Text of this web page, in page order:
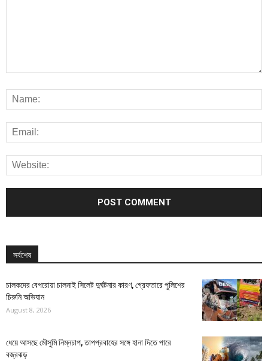
সর্বশেষ
চালকদের বেপরোয়া চালনাই সিলেট দুর্ঘটনার কারণ, গ্রেফতারে পুলিশের
চিরুনি অভিযান
August 8, 2026
ধেয়ে আসছে মৌসুমি নিম্নচাপ, তাপপ্রবাহের সঙ্গে হানা দিতে পারে
বজ্রঝড়